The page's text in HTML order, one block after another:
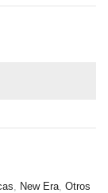
New Era, Otros